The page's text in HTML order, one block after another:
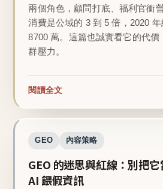
兩個角色，顧問打底、福利官衝
消費是公域的 3 到 5 倍，2020 年
8700 萬。這篇也誠實看它的代價
群壓力。
閱讀全文
GEO 內容策略
GEO 的迷思與紅線：別把
AI 餵假資訊